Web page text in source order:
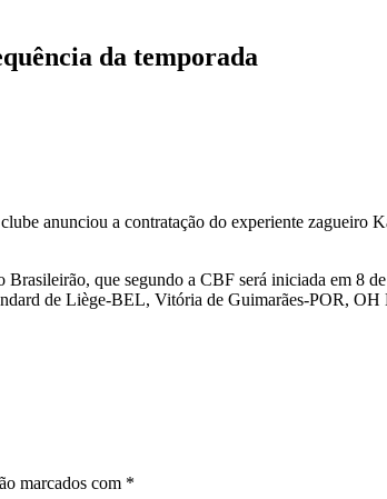
da temporada
anunciou a contratação do experiente zagueiro
que segundo a CBF será iniciada em 8
de Liège-BEL, Vitória de Guimarães-POR,
marcados com *